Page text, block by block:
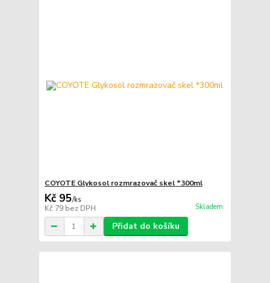
COYOTE Glykosol rozmrazovač skel *300ml
Kč 95/ks
Kč 79 bez DPH Skladem
Přidat do košíku